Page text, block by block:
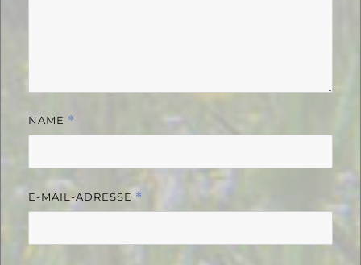
NAME *
E-MAIL-ADRESSE *